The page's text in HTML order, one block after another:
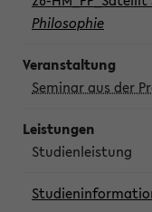
Philosophie
Seminar aus der
Studienleistung